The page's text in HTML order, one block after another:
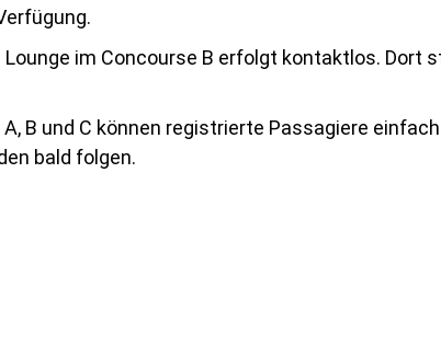
im Concourse B erfolgt kontaktlos. Dort
B und C können registrierte Passagiere
bald folgen.